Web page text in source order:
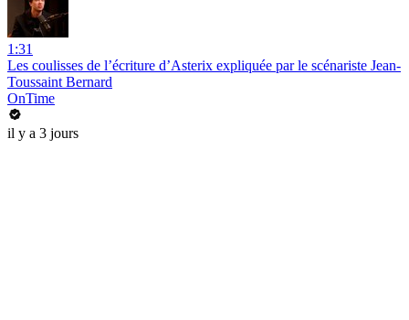
1:31
Les coulisses de l’écriture d’Asterix expliquée par le scénariste Jean-
Toussaint Bernard
OnTime
il y a 3 jours